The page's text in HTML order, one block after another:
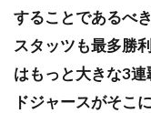
することであるべき
スタッツも最多勝
はもっと大きな3連
ドジャースがそこ